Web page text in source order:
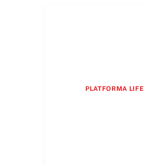
PLATFORMA LIFE